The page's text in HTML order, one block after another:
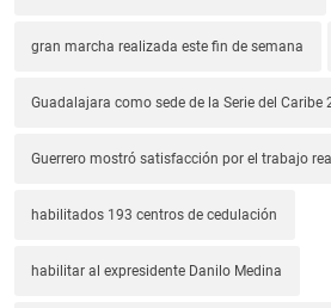
gran marcha realizada este fin de semana
Guadalajara como sede de la Serie del Caribe
Guerrero mostró satisfacción por el trabajo
habilitados 193 centros de cedulación
habilitar al expresidente Danilo Medina